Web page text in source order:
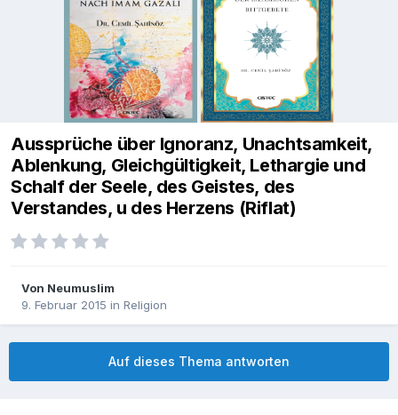
Aussprüche über Ignoranz, Unachtsamkeit,
Ablenkung, Gleichgültigkeit, Lethargie und
Schalf der Seele, des Geistes, des
Verstandes, u des Herzens (Riflat)
Von Neumuslim
9. Februar 2015 in Religion
Auf dieses Thema antworten